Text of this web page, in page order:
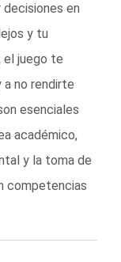
en
y tu
el juego te
a no rendirte
esenciales
académico,
y la toma de
competencias